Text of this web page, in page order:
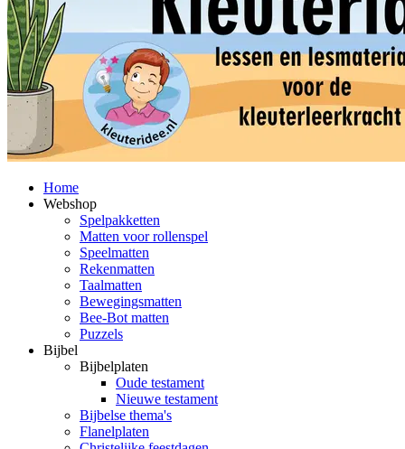
Home
Webshop
Spelpakketten
Matten voor rollenspel
Speelmatten
Rekenmatten
Taalmatten
Bewegingsmatten
Bee-Bot matten
Puzzels
Bijbel
Bijbelplaten
Oude testament
Nieuwe testament
Bijbelse thema's
Flanelplaten